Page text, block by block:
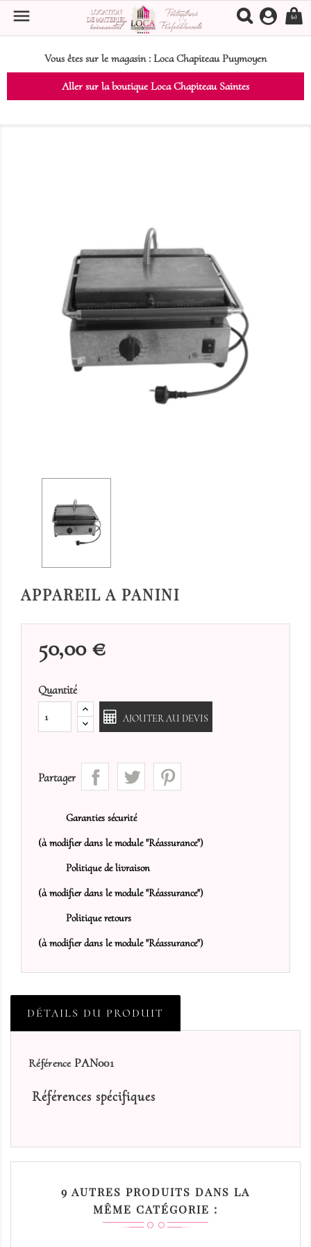
Vous êtes sur le magasin : Loca Chapiteau Puymoyen
Aller sur la boutique Loca Chapiteau Saintes
 (0)
APPAREIL A PANINI
50,00 €
Quantité
AJOUTER AU DEVIS
Partager
Garanties sécurité
(à modifier dans le module "Réassurance")
Politique de livraison
(à modifier dans le module "Réassurance")
Politique retours
(à modifier dans le module "Réassurance")
DÉTAILS DU PRODUIT
Référence PAN001
Références spécifiques
9 AUTRES PRODUITS DANS LA
MÊME CATÉGORIE :